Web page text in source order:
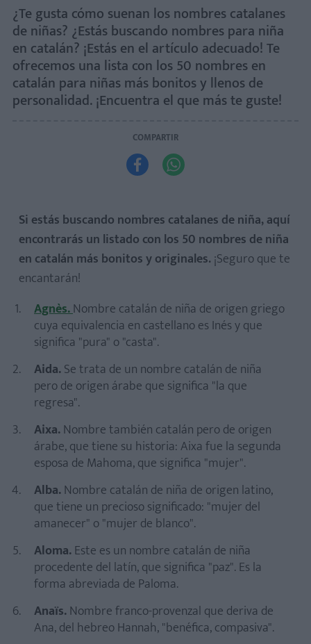
¿Te gusta cómo suenan los nombres catalanes
de niñas? ¿Estás buscando nombres para niña
en catalán? ¡Estás en el artículo adecuado! Te
ofrecemos una lista con los 50 nombres en
catalán para niñas más bonitos y llenos de
personalidad. ¡Encuentra el que más te guste!
COMPARTIR
 
Si estás buscando nombres catalanes de niña, aquí
encontrarás un listado con los 50 nombres de niña
en catalán más bonitos y originales. ¡Seguro que te
encantarán!
Agnès.Nombre catalán de niña de origen griego
cuya equivalencia en castellano es Inés y que
significa "pura" o "casta".
Aida.Se trata de un nombre catalán de niña
perode origen árabe que significa "la que
regresa".
Aixa.Nombre también catalán pero de origen
árabe, que tiene su historia: Aixa fue la segunda
esposa de Mahoma, que significa "mujer".
Alba.Nombre catalán de niña de origen latino,
que tiene un precioso significado: "mujer del
amanecer" o "mujer de blanco".
Aloma.Este es un nombre catalán de niña
procedente del latín, que significa "paz". Es la
forma abreviada de Paloma.
Anaïs.Nombre franco-provenzal que deriva de
Ana, del hebreo Hannah, "benéfica, compasiva".